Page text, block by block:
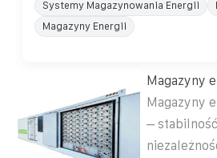
Systemy Magazynowania Energii
Magazyny Energii
Magazyny
Magazyny
–